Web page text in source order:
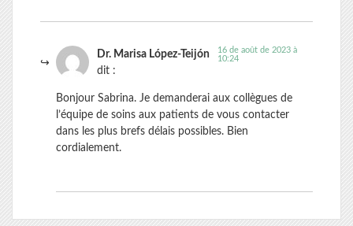
Dr. Marisa López-Teijón
dit :
16 de août de 2023 à
10:24
Bonjour Sabrina. Je demanderai aux collègues de
l’équipe de soins aux patients de vous contacter
dans les plus brefs délais possibles. Bien
cordialement.